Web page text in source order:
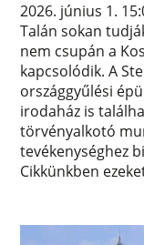
2026. június 1.
Talán sokan
nem csupán a
kapcsolódik. A
országgyűlési
irodaház is
törvényalkotó
tevékenységhez
Cikkünkben